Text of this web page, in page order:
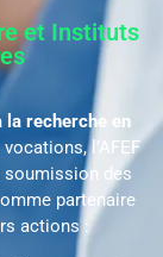
et Instituts
la recherche en
l’AFEF
soumission des
partenaire
actions :